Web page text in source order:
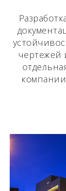
чертежей